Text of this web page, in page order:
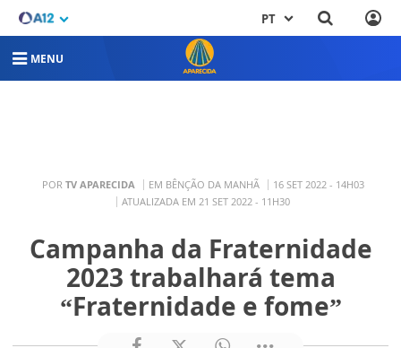
PT
MENU
POR TV APARECIDA EM BÊNÇÃO DA MANHÃ
16 SET 2022 - 14H03
ATUALIZADA EM 21 SET 2022 - 11H30
Campanha da Fraternidade
2023 trabalhará tema
“Fraternidade e fome”